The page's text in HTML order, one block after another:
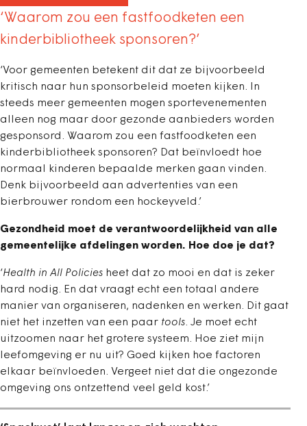
‘Waarom zou een fastfoodketen een
kinderbibliotheek sponsoren?’
‘Voor gemeenten betekent dit dat ze bijvoorbeeld
kritisch naar hun sponsorbeleid moeten kijken. In
steeds meer gemeenten mogen sportevenementen
alleen nog maar door gezonde aanbieders worden
gesponsord. Waarom zou een fastfoodketen een
kinderbibliotheek sponsoren? Dat beïnvloedt hoe
normaal kinderen bepaalde merken gaan vinden.
Denk bijvoorbeeld aan advertenties van een
bierbrouwer rondom een hockeyveld.’
Gezondheid moet de verantwoordelijkheid van alle
gemeentelijke afdelingen worden. Hoe doe je dat?
‘Health in All Policies heet dat zo mooi en dat is zeker
hard nodig. En dat vraagt echt een totaal andere
manier van organiseren, nadenken en werken. Dit gaat
niet het inzetten van een paar tools. Je moet echt
uitzoomen naar het grotere systeem. Hoe ziet mijn
leefomgeving er nu uit? Goed kijken hoe factoren
elkaar beïnvloeden. Vergeet niet dat die ongezonde
omgeving ons ontzettend veel geld kost.’